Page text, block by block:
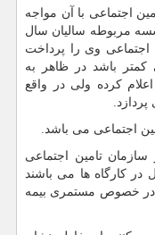
اجتماعی با آن مواجه
مربوطه سالیان سال
اجتماعی وی را پرداخت
کمتر باشد در ظاهر به
کرده ولی در واقع
اجتماعی می باشد.
تامین اجتماعی
کارگاه ها می باشند
در خصوص مستمری بیمه